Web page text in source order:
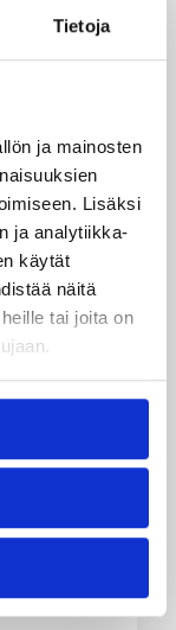
Tietoja
ja mainosten
Lisäksi
ja analytiikka-
käytät
näitä
tai joita on